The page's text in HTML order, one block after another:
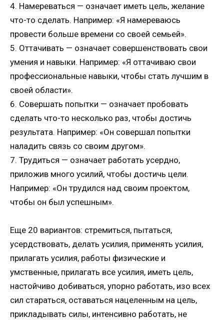
4. Намереваться — означает иметь цель, желание
что-то сделать. Например: «Я намереваюсь
провести больше времени со своей семьей».
5. Оттачивать — означает совершенствовать свои
умения и навыки. Например: «Я оттачиваю свои
профессиональные навыки, чтобы стать лучшим в
своей области».
6. Совершать попытки — означает пробовать
сделать что-то несколько раз, чтобы достичь
результата. Например: «Он совершал попытки
наладить связь со своим другом».
7. Трудиться — означает работать усердно,
приложив много усилий, чтобы достичь цели.
Например: «Он трудился над своим проектом,
чтобы он был успешным».
Еще 20 вариантов: стремиться, пытаться,
усердствовать, делать усилия, применять усилия,
прилагать усилия, работы физические и
умственные, прилагать все усилия, иметь цель,
настойчиво добиваться, упорно работать, изо всех
сил стараться, оставаться нацеленным на цель,
прикладывать силы, интенсивно работать, не